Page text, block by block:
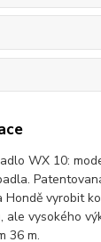
WX 10:
vyrobit
ale vysokého
36 m.